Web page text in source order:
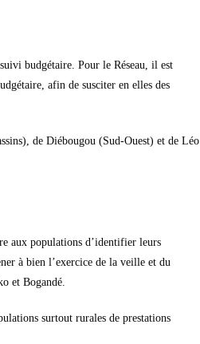
budgétaire. Pour le Réseau, il est
afin de susciter en elles des
de Diébougou (Sud-Ouest) et de Léo
aux populations d’identifier leurs
à bien l’exercice de la veille et du
et Bogandé.
surtout rurales de prestations